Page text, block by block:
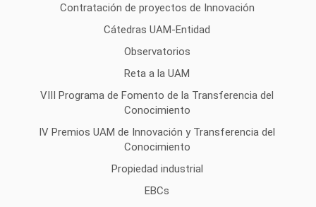
Contratación de proyectos de Innovación
Cátedras UAM-Entidad
Observatorios
Reta a la UAM
VIII Programa de Fomento de la Transferencia del
Conocimiento
IV Premios UAM de Innovación y Transferencia del
Conocimiento
Propiedad industrial
EBCs